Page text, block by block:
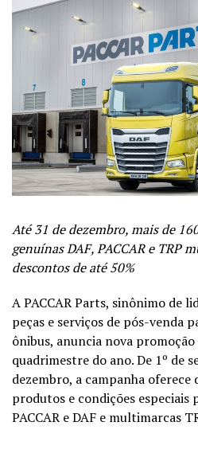
Até 31 de dezembro, mais de
genuínas DAF, PACCAR e TRP
descontos de até 50%
A PACCAR Parts, sinônimo de
peças e serviços de pós-venda
ônibus, anuncia nova
quadrimestre do ano. De 1º de
dezembro, a campanha oferece
produtos e condições especiais
PACCAR e DAF e multimarcas